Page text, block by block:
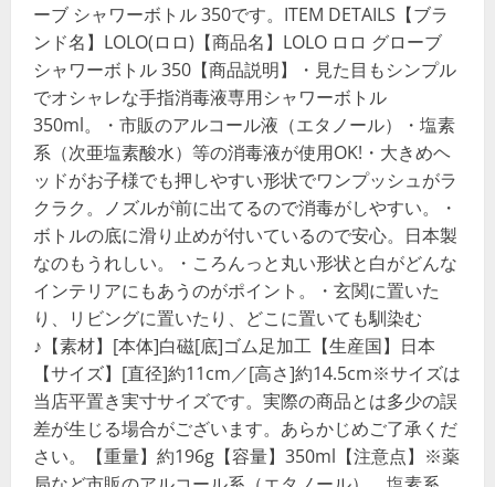
ーブ シャワーボトル 350です。ITEM DETAILS【ブラ
ンド名】LOLO(ロロ)【商品名】LOLO ロロ グローブ
シャワーボトル 350【商品説明】・見た目もシンプル
でオシャレな手指消毒液専用シャワーボトル
350ml。・市販のアルコール液（エタノール）・塩素
系（次亜塩素酸水）等の消毒液が使用OK!・大きめヘ
ッドがお子様でも押しやすい形状でワンプッシュがラ
クラク。ノズルが前に出てるので消毒がしやすい。・
ボトルの底に滑り止めが付いているので安心。日本製
なのもうれしい。・ころんっと丸い形状と白がどんな
インテリアにもあうのがポイント。・玄関に置いた
り、リビングに置いたり、どこに置いても馴染む
♪【素材】[本体]白磁[底]ゴム足加工【生産国】日本
【サイズ】[直径]約11cm／[高さ]約14.5cm※サイズは
当店平置き実寸サイズです。実際の商品とは多少の誤
差が生じる場合がございます。あらかじめご了承くだ
さい。【重量】約196g【容量】350ml【注意点】※薬